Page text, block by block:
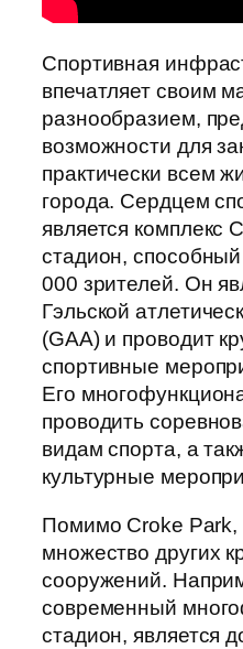
Спортивная
впечатляет своим
разнообразием,
возможности для
практически всем
города. Сердцем
является комплекс
стадион,
000 зрителей. Он
Гэльской
(GAA) и проводит
спортивные
Его
проводить
видам спорта, а
культурные
Помимо Croke Park,
множество других
сооружений.
современный
стадион, является